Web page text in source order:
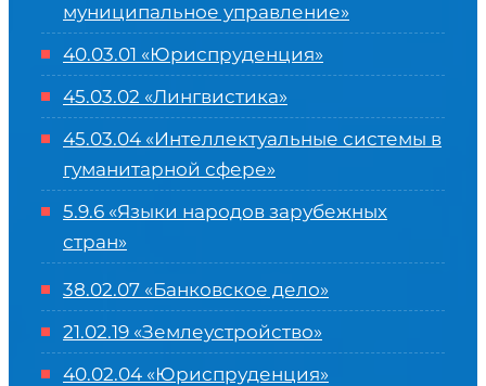
муниципальное управление»
40.03.01 «Юриспруденция»
45.03.02 «Лингвистика»
45.03.04 «Интеллектуальные системы в
гуманитарной сфере»
5.9.6 «Языки народов зарубежных
стран»
38.02.07 «Банковское дело»
21.02.19 «Землеустройство»
40.02.04 «Юриспруденция»